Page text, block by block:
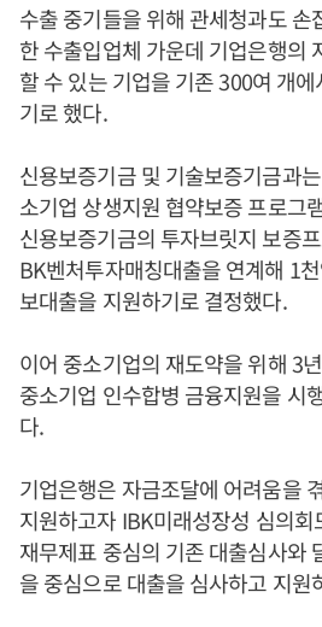
수출 중기들을 위해 관세청과도 손
한 수출입업체 가운데 기업은행의
할 수 있는 기업을 기존 300여 개
기로 했다.
신용보증기금 및 기술보증기금과
소기업 상생지원 협약보증 프로그
신용보증기금의 투자브릿지 보증
BK벤처투자매칭대출을 연계해 1
보대출을 지원하기로 결정했다.
이어 중소기업의 재도약을 위해 3
중소기업 인수합병 금융지원을 시
다.
기업은행은 자금조달에 어려움을
지원하고자 IBK미래성장성 심의
재무제표 중심의 기존 대출심사와
을 중심으로 대출을 심사하고 지원